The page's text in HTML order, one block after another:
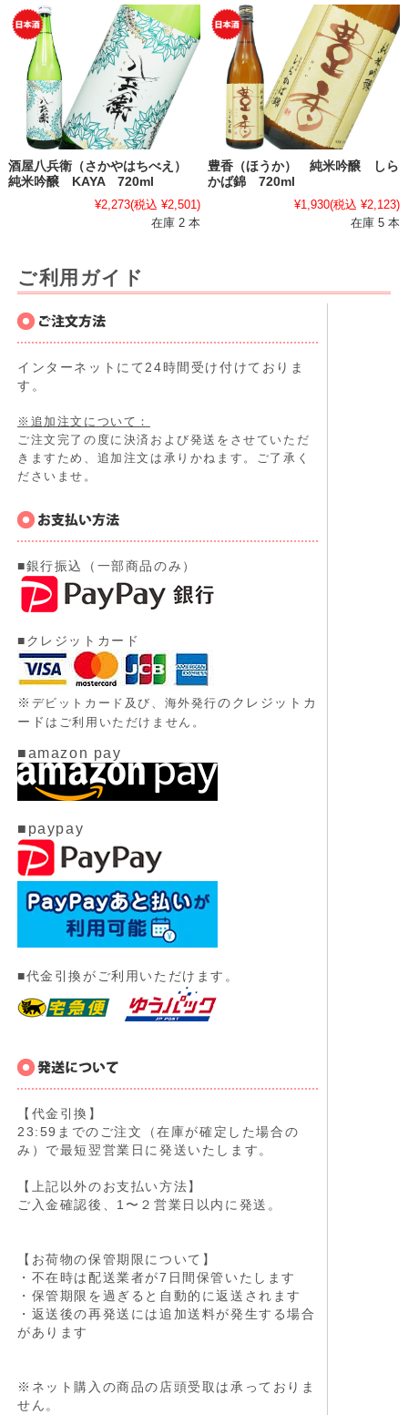
酒屋八兵衛（さかやはちべえ）
純米吟醸 KAYA 720ml
¥2,273(税込 ¥2,501)
在庫 2 本
豊香（ほうか） 純米吟醸 しら
かば錦 720ml
¥1,930(税込 ¥2,123)
在庫 5 本
ご利用ガイド
インターネットにて24時間受け付けておりま
す。
※追加注文について：
ご注文完了の度に決済および発送をさせていただ
きますため、追加注文は承りかねます。ご了承く
ださいませ。
■銀行振込（一部商品のみ）
■クレジットカード
※ デビットカード及び、 海外発行のクレジットカ
ード はご利用いただけません。
■amazon pay
■paypay
■代金引換がご利用いただけます。
【代金引換】
23:59までのご注文（在庫が確定した場合の
み）で最短翌営業日に発送いたします。
【上記以外のお支払い方法】
ご入金確認後、1〜２営業日以内に発送。
【お荷物の保管期限について】
・不在時は配送業者が7日間保管いたします
・保管期限を過ぎると自動的に返送されます
・返送後の再発送には追加送料が発生する場合
があります
※ネット購入の商品の店頭受取は承っておりま
せん。